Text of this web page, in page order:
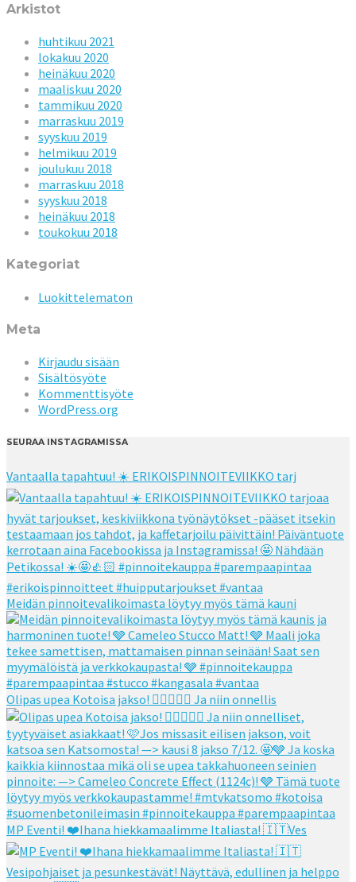
Arkistot
huhtikuu 2021
lokakuu 2020
heinäkuu 2020
maaliskuu 2020
tammikuu 2020
marraskuu 2019
syyskuu 2019
helmikuu 2019
joulukuu 2018
marraskuu 2018
syyskuu 2018
heinäkuu 2018
toukokuu 2018
Kategoriat
Luokittelematon
Meta
Kirjaudu sisään
Sisältösyöte
Kommenttisyöte
WordPress.org
SEURAA INSTAGRAMISSA
Vantaalla tapahtuu! ☀️ ERIKOISPINNOITEVIIKKO tarj
Meidän pinnoitevalikoimasta löytyy myös tämä kauni
Olipas upea Kotoisa jakso! 👌🏻👌🏻🧡 Ja niin onnellis
MP Eventi! ❤️Ihana hiekkamaalimme Italiasta! 🇮🇹Ves